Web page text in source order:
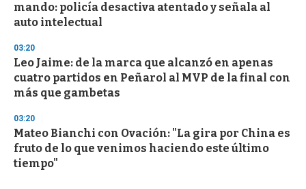
mando: policía desactiva atentado y señala al
auto intelectual
03:20
Leo Jaime: de la marca que alcanzó en apenas
cuatro partidos en Peñarol al MVP de la final con
más que gambetas
03:20
Mateo Bianchi con Ovación: "La gira por China es
fruto de lo que venimos haciendo este último
tiempo"